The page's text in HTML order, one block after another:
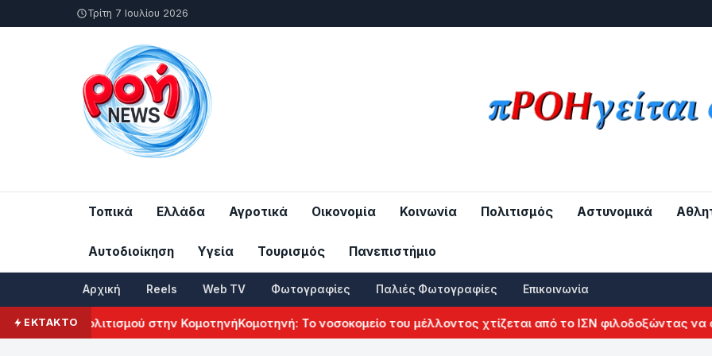
Τρίτη 7 Ιουλίου 2026
Τοπικά Ελλάδα Αγροτικά Οικονομία Κοινωνία Πολιτισμός Αστυνομικά
Αυτοδιοίκηση Υγεία Τουρισμός Πανεπιστήμιο
Αρχική Reels Web TV Φωτογραφίες Παλιές Φωτογραφίες Επικοινωνία
ΕΚΤΑΚΤΟΠολιτισμού στην ΚομοτηνήΚομοτηνή: Το νοσοκομείο του μέλλοντος χτίζεται από το ΙΣΝ φιλοδοξώντας να